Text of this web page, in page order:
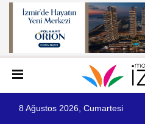
8 Ağustos 2026, Cumartesi